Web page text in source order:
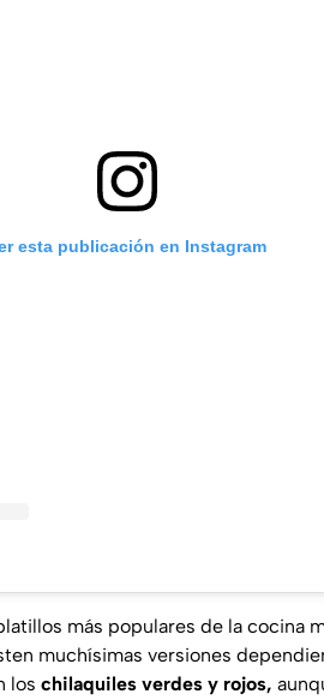
esta publicación en Instagram
más populares de la cocina
muchísimas versiones
los chilaquiles verdes y rojos,